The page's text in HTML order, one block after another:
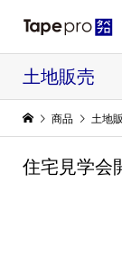
土地販売
商品 土地
住宅見学会